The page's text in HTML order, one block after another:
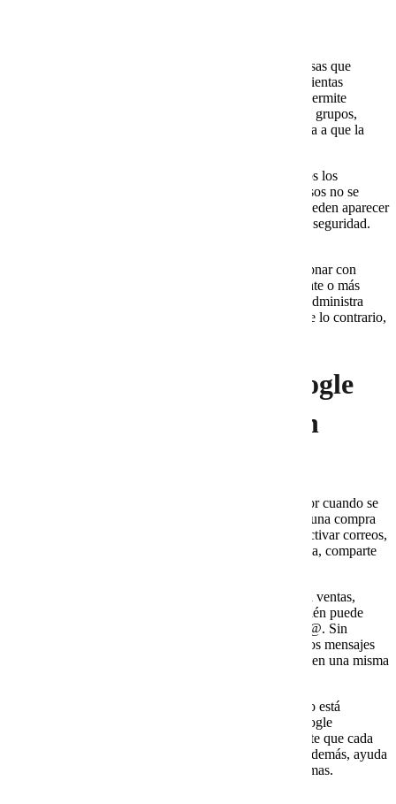
Google Workspace es una opción atractiva para empresas que
buscan correo empresarial con dominio propio, herramientas
colaborativas y administración centralizada. Además, permite
trabajar con Gmail corporativo, Drive, Calendar, Meet, grupos,
usuarios, permisos y controles de seguridad. Esto ayuda a que la
Sin embargo, la plataforma por sí sola no resuelve todos los
problemas. Si las cuentas se crean sin orden, los permisos no se
revisan o el dominio no se configura correctamente, pueden aparecer
fallas de entrega, confusión entre usuarios o riesgos de seguridad.
Una empresa que antes tenía tres usuarios puede funcionar con
ajustes básicos. Sin embargo, cuando crece a diez, veinte o más
cuentas, necesita políticas. También debe saber quién administra
altas, bajas, grupos, alias y recuperación de cuentas. De lo contrario,
2. Cobalt Blue Web y Google
Workspace como solución
Cobalt Blue Web y Google Workspace funcionan mejor cuando se
entienden como una solución operativa, no solo como una compra
de licencias. Además, el valor no está únicamente en activar correos,
sino en ordenar la forma en que la empresa se comunica, comparte
Por ejemplo, una empresa puede necesitar cuentas para ventas,
facturación, soporte, dirección y administración. También puede
requerir alias como contacto@, ventas@ o facturacion@. Sin
embargo, si esas cuentas no tienen responsable claro, los mensajes
pueden perderse. Asimismo, si varios usuarios comparten una misma
Por eso, Cobalt Blue Web puede ayudar a revisar cómo está
organizada la operación y cómo debe configurarse Google
Workspace para responder a esa estructura. Esto permite que cada
cuenta tenga función, responsable y nivel de acceso. Además, ayuda
a reducir improvisaciones que después generan problemas.